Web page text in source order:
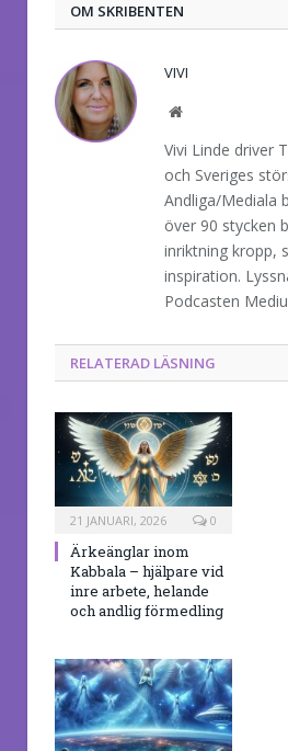
OM SKRIBENTEN
VIVI
Website
Vivi Linde driver
och Sveriges
Andliga/Mediala
över 90 stycken
inriktning kropp,
inspiration.
Podcasten
RELATERAD LÄSNING
21 JANUARI, 2026 0
Ärkeänglar inom
Kabbala – hjälpare vid
inre arbete, helande
och andlig förmedling